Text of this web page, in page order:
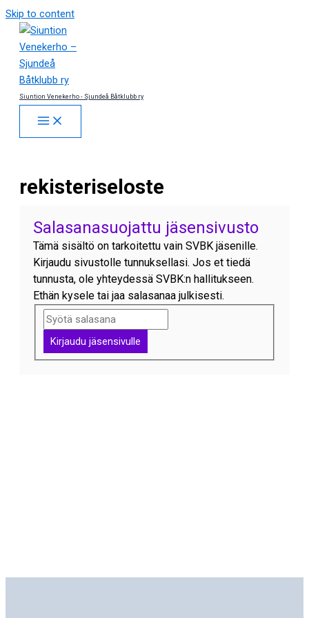
Skip to content
Siuntion Venekerho - Sjundeå Båtklubb ry
rekisteriseloste
Salasanasuojattu jäsensivusto
Tämä sisältö on tarkoitettu vain SVBK jäsenille.
Kirjaudu sivustolle tunnuksellasi. Jos et tiedä
tunnusta, ole yhteydessä SVBK:n hallitukseen.
Ethän kysele tai jaa salasanaa julkisesti.
Kirjaudu jäsensivulle